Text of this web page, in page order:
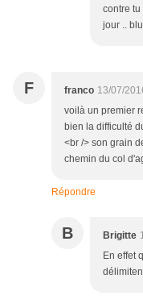
contre
jour ..
F franco 13/07/
voilà un premier
bien la difficulté
<br /> son grain
chemin du col
Répondre
B Brigitte
En effet